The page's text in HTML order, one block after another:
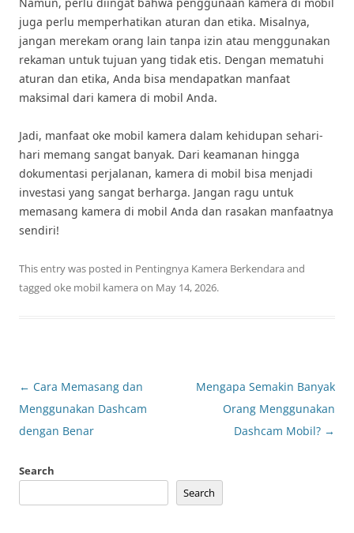
juga perlu memperhatikan aturan dan etika. Misalnya,
jangan merekam orang lain tanpa izin atau menggunakan
rekaman untuk tujuan yang tidak etis. Dengan mematuhi
aturan dan etika, Anda bisa mendapatkan manfaat
maksimal dari kamera di mobil Anda.
Jadi, manfaat oke mobil kamera dalam kehidupan sehari-
hari memang sangat banyak. Dari keamanan hingga
dokumentasi perjalanan, kamera di mobil bisa menjadi
investasi yang sangat berharga. Jangan ragu untuk
memasang kamera di mobil Anda dan rasakan manfaatnya
sendiri!
This entry was posted in Pentingnya Kamera Berkendara and
tagged oke mobil kamera on May 14, 2026.
Post
navigation
← Cara Memasang dan
Menggunakan Dashcam
dengan Benar
Mengapa Semakin Banyak
Orang Menggunakan
Dashcam Mobil? →
Search
Search